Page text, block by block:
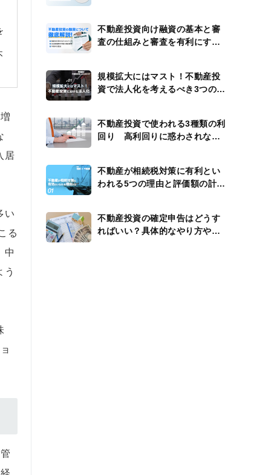
居
い
る
中
う
不動産投資向け融資の基本と審
査の仕組みと審査を有利にする
規模拡大にはマスト！不動産投
資で法人化を考えるべき3つのタ
不動産投資で使われる3種類の利
回り 高利回りに惑わされない
不動産が相続税対策に有利とい
われる5つの理由と評価額の計算
不動産投資の確定申告はどうす
ればいい？具体的なやり方や還